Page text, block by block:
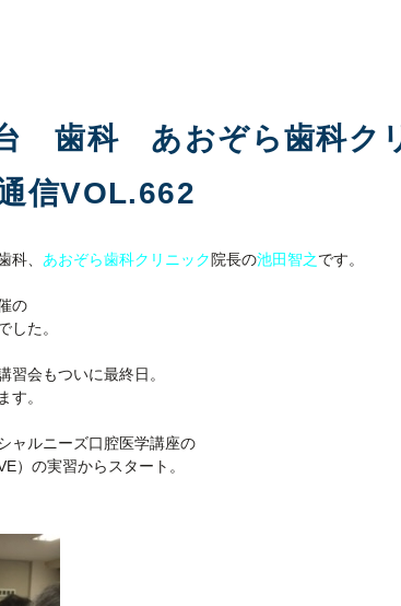
歯科 あおぞら歯科ク
信VOL.662
科、 あおぞら歯科クリニック 院長の池田智之です。
の
した。
習会もついに最終日。
す。
ャルニーズ口腔医学講座の
）の実習からスタート。